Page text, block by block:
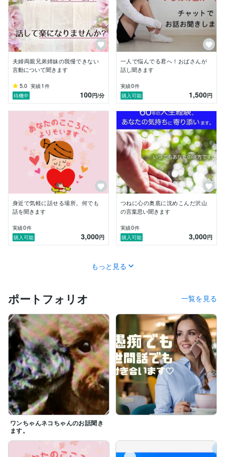
夫婦両親兄弟姉妹の我慢できない
言動について聞きます
5.0 実績1 件
待機中
100円/分
一人で悩んでる君へ！おばさんが
話し聞きます
実績0件
購入可能
1,500円
身近で気軽に話せる場所。何でも
話を聞きます
実績0件
購入可能
3,000円
つねに心の奥底に沈めこんだ沢山
の言葉思い聞きます
実績0件
購入可能
3,000円
もっと見る
ポートフォリオ 一覧を見る
ワンちゃんネコちゃんのお話聞き
ます。